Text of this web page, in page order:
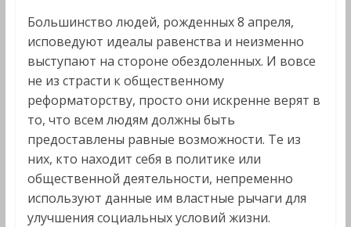
Большинство людей, рожденных 8 апреля,
исповедуют идеалы равенства и неизменно
выступают на стороне обездоленных. И вовсе
не из страсти к общественному
реформаторству, просто они искренне верят в
то, что всем людям должны быть
предоставлены равные возможности. Те из
них, кто находит себя в политике или
общественной деятельности, непременно
используют данные им властные рычаги для
улучшения социальных условий жизни.